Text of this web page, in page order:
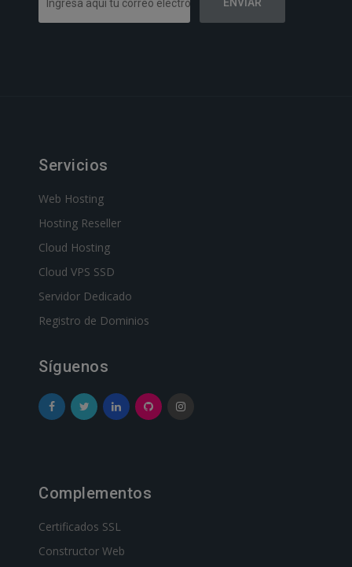
Servicios
Web Hosting
Hosting Reseller
Cloud Hosting
Cloud VPS SSD
Servidor Dedicado
Registro de Dominios
Síguenos
Complementos
Certificados SSL
Constructor Web